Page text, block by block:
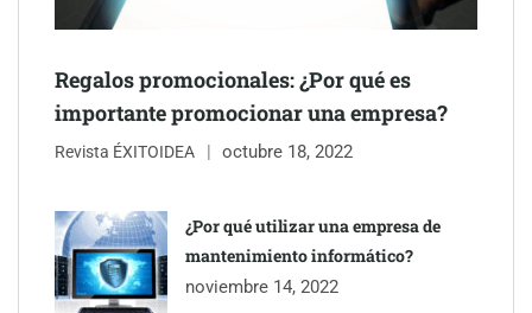
Última llamada: los destinos con las mayores caídas de precios
Regalos promocionales: ¿Por qué es
importante promocionar una empresa?
Revista ÉXITOIDEA octubre 18, 2022
¿Por qué utilizar una empresa de
mantenimiento informático?
noviembre 14, 2022